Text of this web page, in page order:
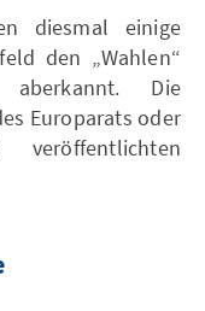
diesmal einige
den „Wahlen“
Die
Europarats oder